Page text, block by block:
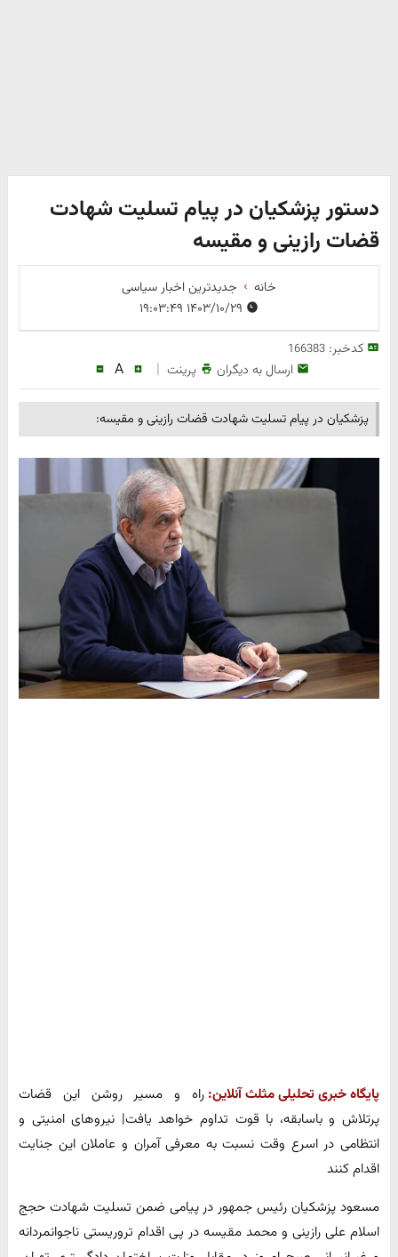
دستور پزشکیان در پیام تسلیت شهادت
قضات رازینی و مقیسه
خانه
جدیدترین اخبار سیاسی
کدخبر:166383
ارسال به دیگران پرینت |
A
پزشکیان در پیام تسلیت شهادت قضات رازینی و مقیسه:
پایگاه خبری تحلیلی مثلث آنلاین: راه و مسیر روشن این قضات
پرتلاش و باسابقه، با قوت تداوم خواهد یافت| نیروهای امنیتی و
انتظامی در اسرع وقت نسبت به معرفی آمران و عاملان این جنایت
اقدام کنند
مسعود پزشکیان رئیس جمهور در پیامی ضمن تسلیت شهادت حجج
اسلام علی رازینی و محمد مقیسه در پی اقدام تروریستی ناجوانمردانه